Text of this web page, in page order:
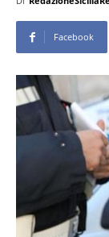
Facebook